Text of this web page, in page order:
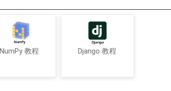
NumPy 教程 Django 教程